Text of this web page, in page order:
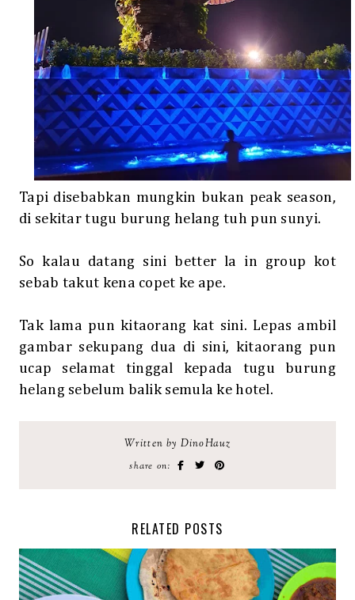
Tapi disebabkan mungkin bukan peak season,
di sekitar tugu burung helang tuh pun sunyi.
So kalau datang sini better la in group kot
sebab takut kena copet ke ape.
Tak lama pun kitaorang kat sini. Lepas ambil
gambar sekupang dua di sini, kitaorang pun
ucap selamat tinggal kepada tugu burung
helang sebelum balik semula ke hotel.
Written by DinoHauz
share on:
RELATED POSTS